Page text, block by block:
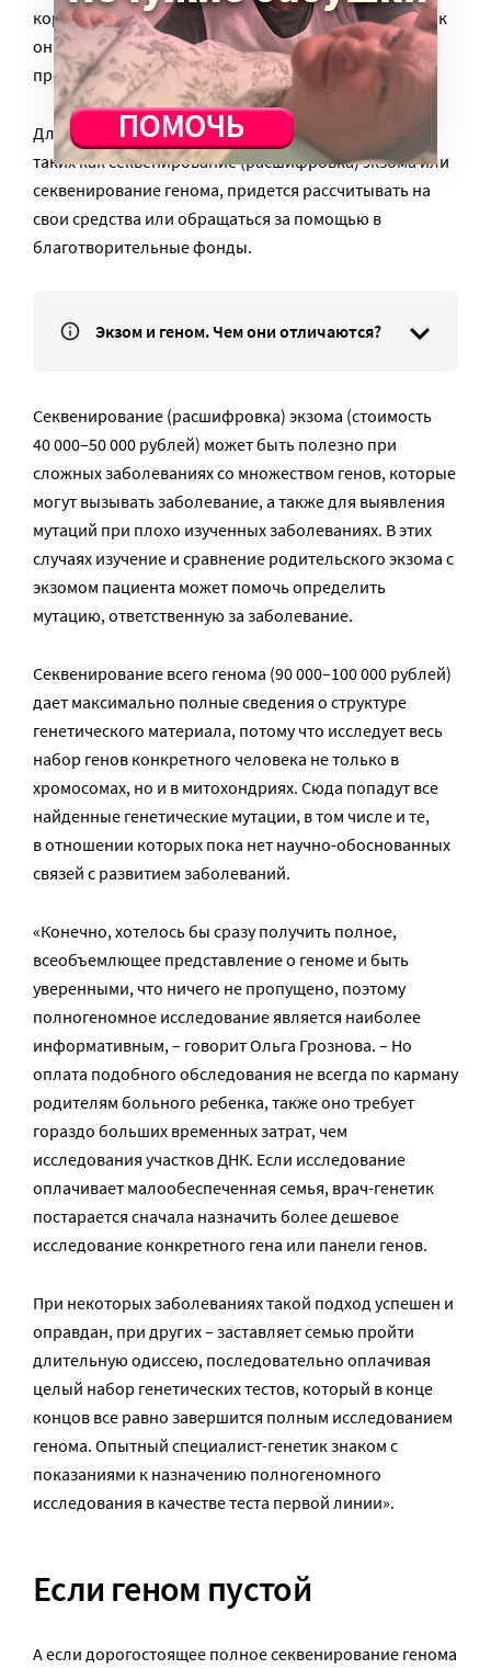
короткие панели из 2-3 генов (чаще всего относятся к
онкологическим заболеваниям крови) покроет
программа ОМС.
Для проведения более обширных исследований,
таких как секвенирование (расшифровка) экзома или
секвенирование генома, придется рассчитывать на
свои средства или обращаться за помощью в
благотворительные фонды.
Экзом и геном. Чем они отличаются?
Секвенирование (расшифровка) экзома (стоимость
40 000–50 000 рублей) может быть полезно при
сложных заболеваниях со множеством генов, которые
могут вызывать заболевание, а также для выявления
мутаций при плохо изученных заболеваниях. В этих
случаях изучение и сравнение родительского экзома с
экзомом пациента может помочь определить
мутацию, ответственную за заболевание.
Секвенирование всего генома (90 000–100 000 рублей)
дает максимально полные сведения о структуре
генетического материала, потому что исследует весь
набор генов конкретного человека не только в
хромосомах, но и в митохондриях. Сюда попадут все
найденные генетические мутации, в том числе и те,
в отношении которых пока нет научно-обоснованных
связей с развитием заболеваний.
«Конечно, хотелось бы сразу получить полное,
всеобъемлющее представление о геноме и быть
уверенными, что ничего не пропущено, поэтому
полногеномное исследование является наиболее
информативным, – говорит Ольга Грознова. – Но
оплата подобного обследования не всегда по карману
родителям больного ребенка, также оно требует
гораздо больших временных затрат, чем
исследования участков ДНК. Если исследование
оплачивает малообеспеченная семья, врач-генетик
постарается сначала назначить более дешевое
исследование конкретного гена или панели генов.
При некоторых заболеваниях такой подход успешен и
оправдан, при других – заставляет семью пройти
длительную одиссею, последовательно оплачивая
целый набор генетических тестов, который в конце
концов все равно завершится полным исследованием
генома. Опытный специалист-генетик знаком с
показаниями к назначению полногеномного
исследования в качестве теста первой линии».
Если геном пустой
А если дорогостоящее полное секвенирование генома